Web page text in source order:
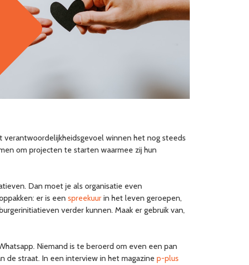
verantwoordelijkheidsgevoel winnen het nog steeds
om projecten te starten waarmee zij hun
Dan moet je als organisatie even
er is een spreekuur in het leven geroepen,
verder kunnen. Maak er gebruik van,
Niemand is te beroerd om even een pan
de straat. In een interview in het magazine p-plus